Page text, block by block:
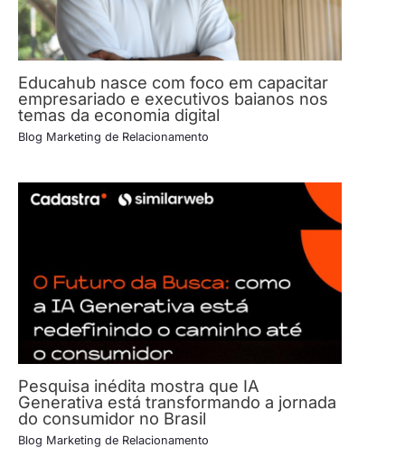
Educahub nasce com foco em capacitar
empresariado e executivos baianos nos
temas da economia digital
Blog Marketing de Relacionamento
Pesquisa inédita mostra que IA
Generativa está transformando a jornada
do consumidor no Brasil
Blog Marketing de Relacionamento